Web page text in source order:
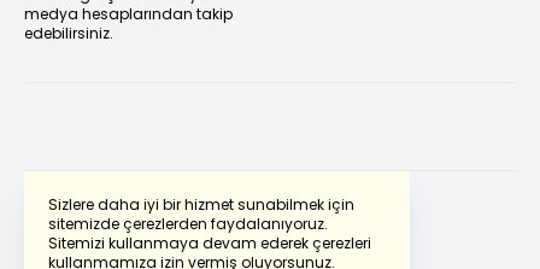
Sizlere daha iyi bir hizmet sunabilmek için
sitemizde çerezlerden faydalanıyoruz.
Sitemizi kullanmaya devam ederek çerezleri
kullanmamıza izin vermiş oluyorsunuz.
medya hesaplarından takip
edebilirsiniz.
Powered by Translate